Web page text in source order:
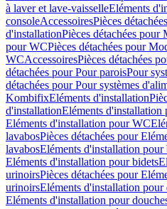
à laver et lave-vaisselleEléments
consoleAccessoiresPièces
d'installationPièces détachées pour
pour WCPièces détachées pour
WCAccessoiresPièces détachées
détachées pour Pour paroisPour
détachées pour Pour systèmes
KombifixEléments d'installation
d'installationEléments d'installation
Eléments d'installation pour WC
lavabosPièces détachées pour
lavabosEléments d'installation pour
Eléments d'installation pour bidets
urinoirsPièces détachées pour
urinoirsEléments d'installation pour
Eléments d'installation pour